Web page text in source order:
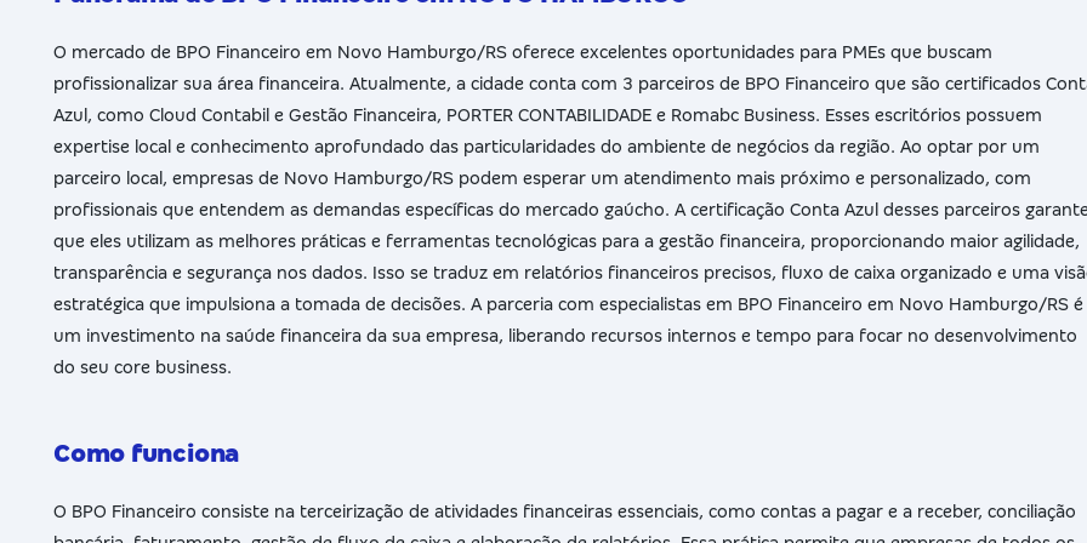
O mercado de BPO Financeiro em Novo Hamburgo/RS oferece excelentes oportunidades para PMEs que buscam
profissionalizar sua área financeira. Atualmente, a cidade conta com 3 parceiros de BPO Financeiro que são certificados
Azul, como Cloud Contabil e Gestão Financeira, PORTER CONTABILIDADE e Romabc Business. Esses escritórios possuem
expertise local e conhecimento aprofundado das particularidades do ambiente de negócios da região. Ao optar por um
parceiro local, empresas de Novo Hamburgo/RS podem esperar um atendimento mais próximo e personalizado, com
profissionais que entendem as demandas específicas do mercado gaúcho. A certificação Conta Azul desses parceiros
que eles utilizam as melhores práticas e ferramentas tecnológicas para a gestão financeira, proporcionando maior agilidade,
transparência e segurança nos dados. Isso se traduz em relatórios financeiros precisos, fluxo de caixa organizado e uma
estratégica que impulsiona a tomada de decisões. A parceria com especialistas em BPO Financeiro em Novo Hamburgo/RS é
um investimento na saúde financeira da sua empresa, liberando recursos internos e tempo para focar no desenvolvimento
do seu core business.
Como funciona
O BPO Financeiro consiste na terceirização de atividades financeiras essenciais, como contas a pagar e a receber, conciliação